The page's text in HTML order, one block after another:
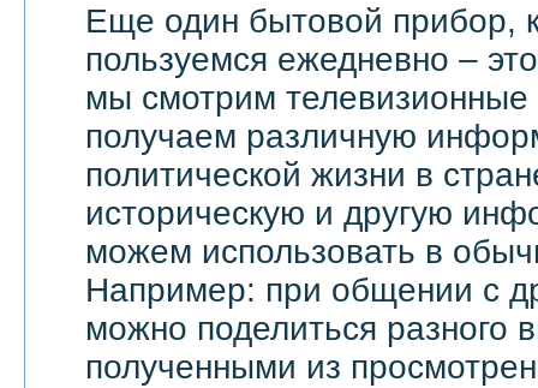
Еще один бытовой прибор,
пользуемся ежедневно –
мы смотрим телевизионные
получаем различную
политической жизни в
историческую и другую
можем использовать в
Например: при общении с
можно поделиться разного
полученными из